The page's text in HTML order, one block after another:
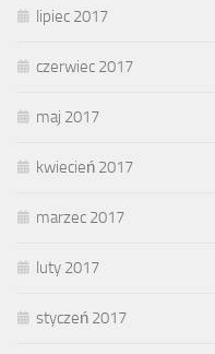
lipiec 2017
czerwiec 2017
maj 2017
kwiecień 2017
marzec 2017
luty 2017
styczeń 2017